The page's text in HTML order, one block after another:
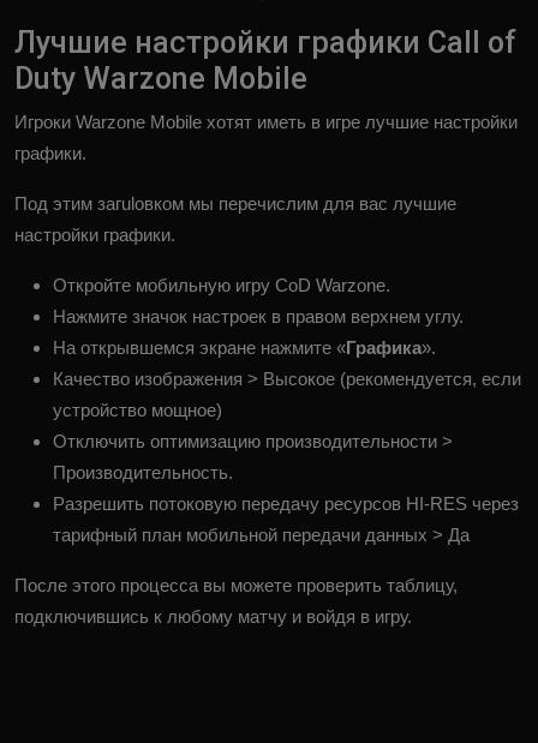
Лучшие настройки графики Call of
Duty Warzone Mobile
Игроки Warzone Mobile хотят иметь в игре лучшие настройки
графики.
Под этим загulовком мы перечислим для вас лучшие
настройки графики.
Откройте мобильную игру CoD Warzone.
Нажмите значок настроек в правом верхнем углу.
На открывшемся экране нажмите «Графика».
Качество изображения > Высокое (рекомендуется, если
устройство мощное)
Отключить оптимизацию производительности >
Производительность.
Разрешить потоковую передачу ресурсов HI-RES через
тарифный план мобильной передачи данных > Да
После этого процесса вы можете проверить таблицу,
подключившись к любому матчу и войдя в игру.